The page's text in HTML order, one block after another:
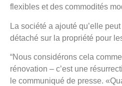
flexibles et des commodités
La société a ajouté qu’elle
détaché sur la propriété pour
“Nous considérons cela
rénovation – c’est une
le communiqué de presse.